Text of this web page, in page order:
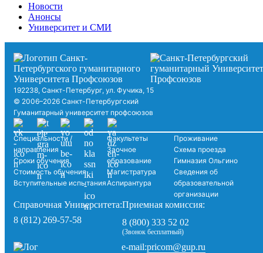
Новости
Анонсы
Университет и СМИ
192238, Санкт-Петербург, ул. Фучика, 15
© 2006–2026 Санкт-Петербургский
Гуманитарный университет профсоюзов
Специальности /
направления
Сроки обучения
Стоимость обучения
Вступительные испытания
Факультеты
Заочное
образование
Магистратура
Аспирантура
Проживание
Схема проезда
Гимназия Ольгино
Сведения об
образовательной
организации
Справочная Университета:
8 (812) 269-57-58
Приемная комиссия:
8 (800) 333 52 02
(Звонок бесплатный)
e-mail:pricom@gup.ru